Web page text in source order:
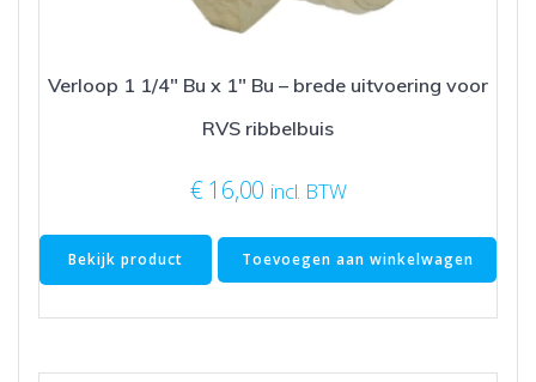
Verloop 1 1/4″ Bu x 1″ Bu – brede uitvoering voor
RVS ribbelbuis
€ 16,00 incl. BTW
Bekijk product Toevoegen aan winkelwagen